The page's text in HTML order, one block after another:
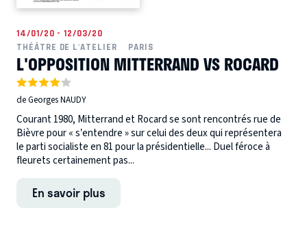
14/01/20 - 12/03/20
THÉÂTRE DE L'ATELIER
PARIS
L'OPPOSITION MITTERRAND VS ROCARD
de Georges NAUDY
Courant 1980, Mitterrand et Rocard se sont rencontrés rue de
Bièvre pour « s’entendre » sur celui des deux qui représentera
le parti socialiste en 81 pour la présidentielle... Duel féroce à
fleurets certainement pas...
En savoir plus